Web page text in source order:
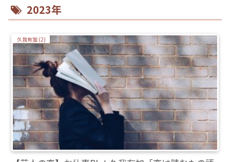
2023年
久我有加 (2)